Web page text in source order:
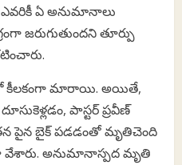
ఎవరికీ ఏ అనుమానాలు
జరుగుతుందని తూర్పు
కీలకంగా మారాయి. అయితే,
పాస్టర్‌ ప్రవీణ్‌
పైన బైక్‌ పడడంతో మృతిచెంది
అనుమానాస్పద మృతి